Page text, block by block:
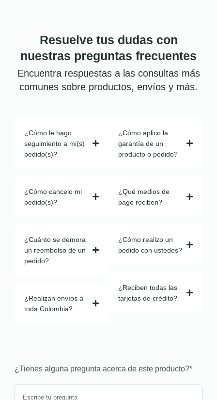
Resuelve tus dudas con
nuestras preguntas frecuentes
Encuentra respuestas a las consultas más
comunes sobre productos, envíos y más.
¿Cómo le hago
seguimiento a mi(s)
pedido(s)?
¿Cómo cancelo mi
pedido(s)?
¿Cuánto se demora
un reembolso de un
pedido?
¿Realizan envíos a
toda Colombia?
¿Cómo aplico la
garantía de un
producto o pedido?
¿Qué medios de
pago reciben?
¿Cómo realizo un
pedido con ustedes?
¿Reciben todas las
tarjetas de crédito?
¿Tienes alguna pregunta acerca de este producto?*